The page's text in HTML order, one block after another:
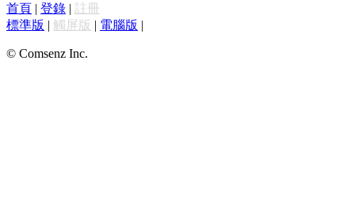
首頁 | 登錄 | 註冊
標準版 | 觸屏版 | 電腦版 |
© Comsenz Inc.